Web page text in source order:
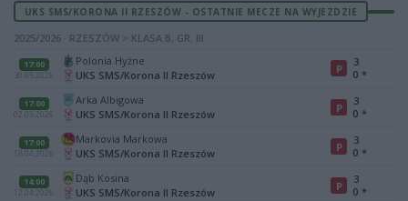
UKS SMS/KORONA II RZESZÓW - OSTATNIE MECZE NA WYJEZDZIE
2025/2026 · RZESZÓW > KLASA B, GR. III
17:00
30.05.2026
Polonia Hyżne
UKS SMS/Korona II Rzeszów
P
3
0 *
17:00
02.05.2026
Arka Albigowa
UKS SMS/Korona II Rzeszów
P
3
0 *
17:00
18.04.2026
Markovia Markowa
UKS SMS/Korona II Rzeszów
P
3
0 *
14:00
12.04.2026
Dąb Kosina
UKS SMS/Korona II Rzeszów
P
3
0 *